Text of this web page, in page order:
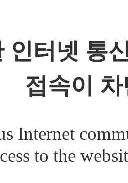
인터넷 통
접속이
Internet
to the